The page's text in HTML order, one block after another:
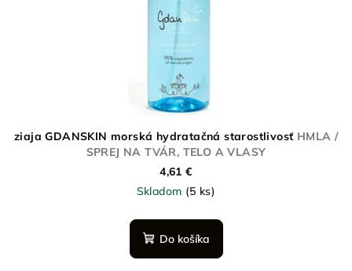
ziaja GDANSKIN morská hydratačná starostlivosť HMLA /
SPREJ NA TVÁR, TELO A VLASY
4,61 €
Skladom (5 ks)
Do košíka